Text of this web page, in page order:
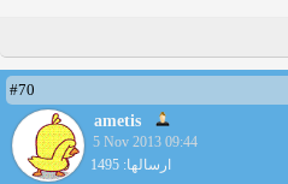
#70
ametis
5 Nov 2013 09:44
ارسالها: 1495